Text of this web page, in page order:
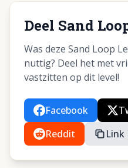
Deel Sand
Was deze Sand Loop
nuttig? Deel het met
vastzitten op dit level!
Facebook
Reddit
Link